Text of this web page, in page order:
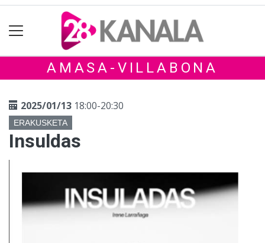
AMASA-VILLABONA
2025/01/13 18:00-20:30
ERAKUSKETA
Insuldas